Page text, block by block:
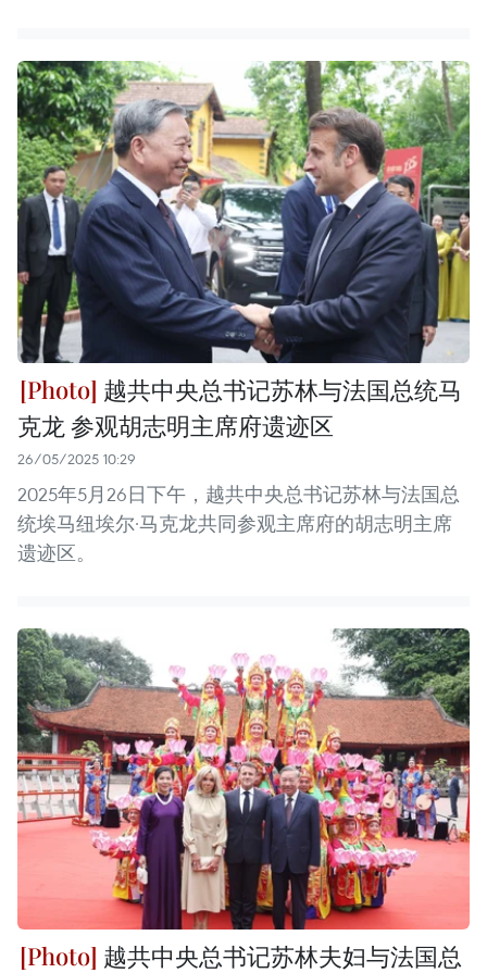
越共中央总书记苏林与法国总统马
克龙 参观胡志明主席府遗迹区
26/05/2025 10:29
2025年5月26日下午，越共中央总书记苏林与法国总
统埃马纽埃尔·马克龙共同参观主席府的胡志明主席
遗迹区。
越共中央总书记苏林夫妇与法国总